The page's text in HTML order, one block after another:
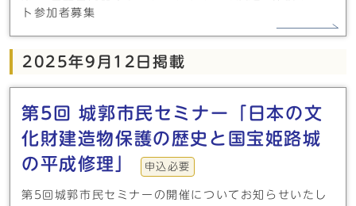
ト参加者募集
2025年9月12日掲載
第5回 城郭市民セミナー「日本の文
化財建造物保護の歴史と国宝姫路城
の平成修理」
申込必要
第5回城郭市民セミナーの開催についてお知らせいたし